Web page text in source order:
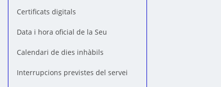
Certificats digitals
Data i hora oficial de la Seu
Calendari de dies inhàbils
Interrupcions previstes del servei